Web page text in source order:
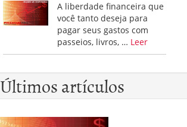
A liberdade financeira que
você tanto deseja para
pagar seus gastos com
passeios, livros, … Leer
Últimos artículos